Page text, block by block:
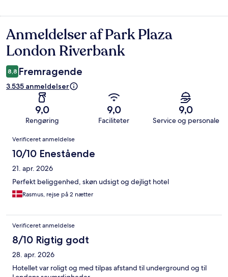
Anmeldelser
Anmeldelser af Park Plaza
London Riverbank
8,8 Fremragende
3.535 anmeldelser
9,0
Rengøring
9,0
Faciliteter
9,0
Service og personale
Anmeldelser
Verificeret anmeldelse
10/10 Enestående
21. apr. 2026
Perfekt beliggenhed, skøn udsigt og dejligt hotel
Rasmus, rejse på 2 nætter
Verificeret anmeldelse
8/10 Rigtig godt
28. apr. 2026
Hotellet var roligt og med tilpas afstand til underground og til